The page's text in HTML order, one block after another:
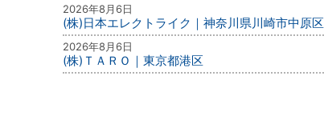
2026年8月6日
(株)日本エレクトライク｜神奈川県川崎市中原区
2026年8月6日
(株)ＴＡＲＯ｜東京都港区